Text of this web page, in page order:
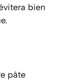
bien
pâte